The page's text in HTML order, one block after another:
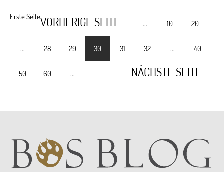
Erste SeiteVORHERIGE SEITE ... 10 20
... 28 29 30 31 32 ... 40
50 60 ... NÄCHSTE SEITE